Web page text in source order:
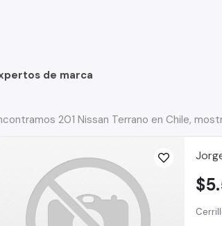
de marca
201 Nissan Terrano en Chile,